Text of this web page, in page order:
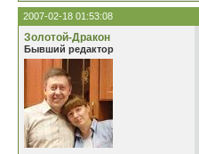
2007-02-18 01:53:08
Золотой-Дракон
Бывший редактор